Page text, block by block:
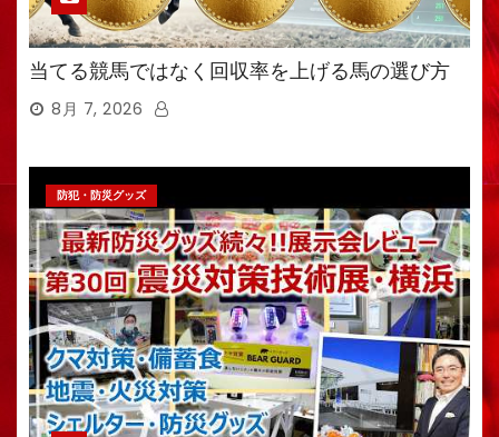
当てる競馬ではなく回収率を上げる馬の選び方
8月 7, 2026
防犯・防災グッズ